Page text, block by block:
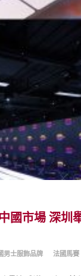
國市場 深圳
男士服飾品牌 法國馬賽